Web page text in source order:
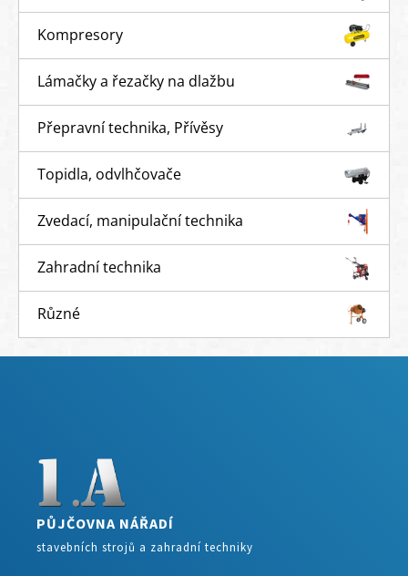
Kompresory
Lámačky a řezačky na dlažbu
Přepravní technika, Přívěsy
Topidla, odvlhčovače
Zvedací, manipulační technika
Zahradní technika
Různé
PŮJČOVNA NÁŘADÍ
stavebních strojů a zahradní techniky